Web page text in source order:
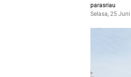
parasriau
Selasa, 25